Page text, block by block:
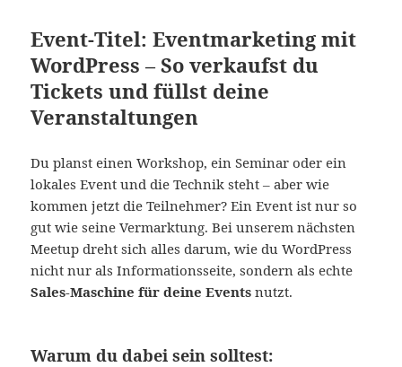
Event-Titel: Eventmarketing mit
WordPress – So verkaufst du
Tickets und füllst deine
Veranstaltungen
Du planst einen Workshop, ein Seminar oder ein
lokales Event und die Technik steht – aber wie
kommen jetzt die Teilnehmer? Ein Event ist nur so
gut wie seine Vermarktung. Bei unserem nächsten
Meetup dreht sich alles darum, wie du WordPress
nicht nur als Informationsseite, sondern als echte
Sales-Maschine für deine Events nutzt.
Warum du dabei sein solltest: